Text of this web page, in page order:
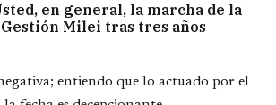
en general, la marcha de la
Milei tras tres años
entiendo que lo actuado por el